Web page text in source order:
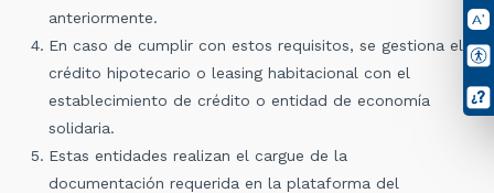
anteriormente.
En caso de cumplir con estos requisitos, se gestiona el
crédito hipotecario o leasing habitacional con el
establecimiento de crédito o entidad de economía
solidaria.
Estas entidades realizan el cargue de la
documentación requerida en la plataforma del